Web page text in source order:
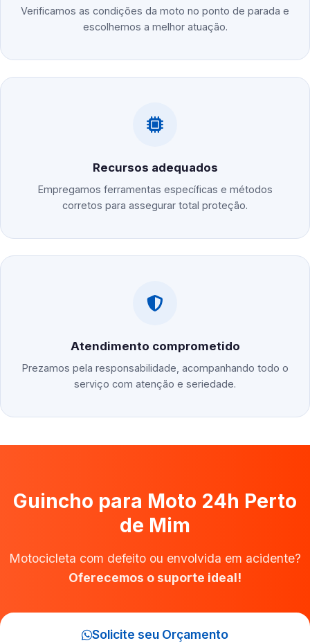
Verificamos as condições da moto no ponto de parada e
escolhemos a melhor atuação.
Recursos adequados
Empregamos ferramentas específicas e métodos
corretos para assegurar total proteção.
Atendimento comprometido
Prezamos pela responsabilidade, acompanhando todo o
serviço com atenção e seriedade.
Guincho para Moto 24h Perto
de Mim
Motocicleta com defeito ou envolvida em acidente?
Oferecemos o suporte ideal!
Solicite seu Orçamento